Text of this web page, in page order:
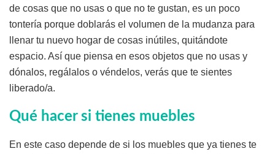
de cosas que no usas o que no te gustan, es un poco
tontería porque doblarás el volumen de la mudanza para
llenar tu nuevo hogar de cosas inútiles, quitándote
espacio. Así que piensa en esos objetos que no usas y
dónalos, regálalos o véndelos, verás que te sientes
liberado/a.
Qué hacer si tienes muebles
En este caso depende de si los muebles que ya tienes te